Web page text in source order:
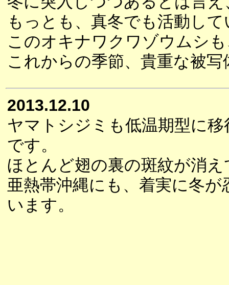
もっとも、真冬でも活動し
このオキナワクワゾウムシ
これからの季節、貴重な被写
2013.12.10
ヤマトシジミも低温期型に
です。
ほとんど翅の裏の斑紋が消
亜熱帯沖縄にも、着実に冬が
います。